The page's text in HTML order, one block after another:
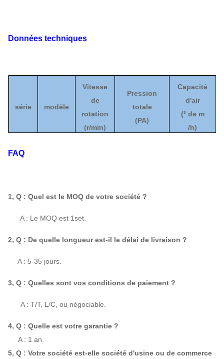
Données techniques
série modèle
Vitesse
de
rotation
(r/min)
Pression
totale
(PA)
Capacité
d'air
(³ de m
/h)
9D 2930 18308 |20250
FAQ
1, Q : Quel est le MOQ de votre société ?
A : Le MOQ est 1set.
2, Q : De quelle longueur est-il le délai de livraison ?
: A : 5-35 jours.
3, Q : Quelles sont vos conditions de paiement ?
A : T/T, L/C, ou négociable.
4, Q : Quelle est votre garantie ?
A : 1 an.
5, Q : Votre société est-elle société d'usine ou de commerce